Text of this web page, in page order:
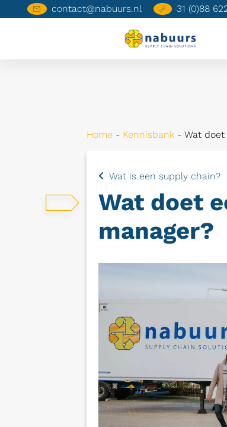
contact@nabuurs.nl 31 (0)88
Home - Kennisbank -Wat
Wat is een supply chain?
Wat doet
manager?